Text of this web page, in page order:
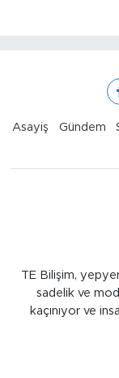
Asayiş Gündem
TE Bilişim,
sadelik ve
kaçınıyor ve